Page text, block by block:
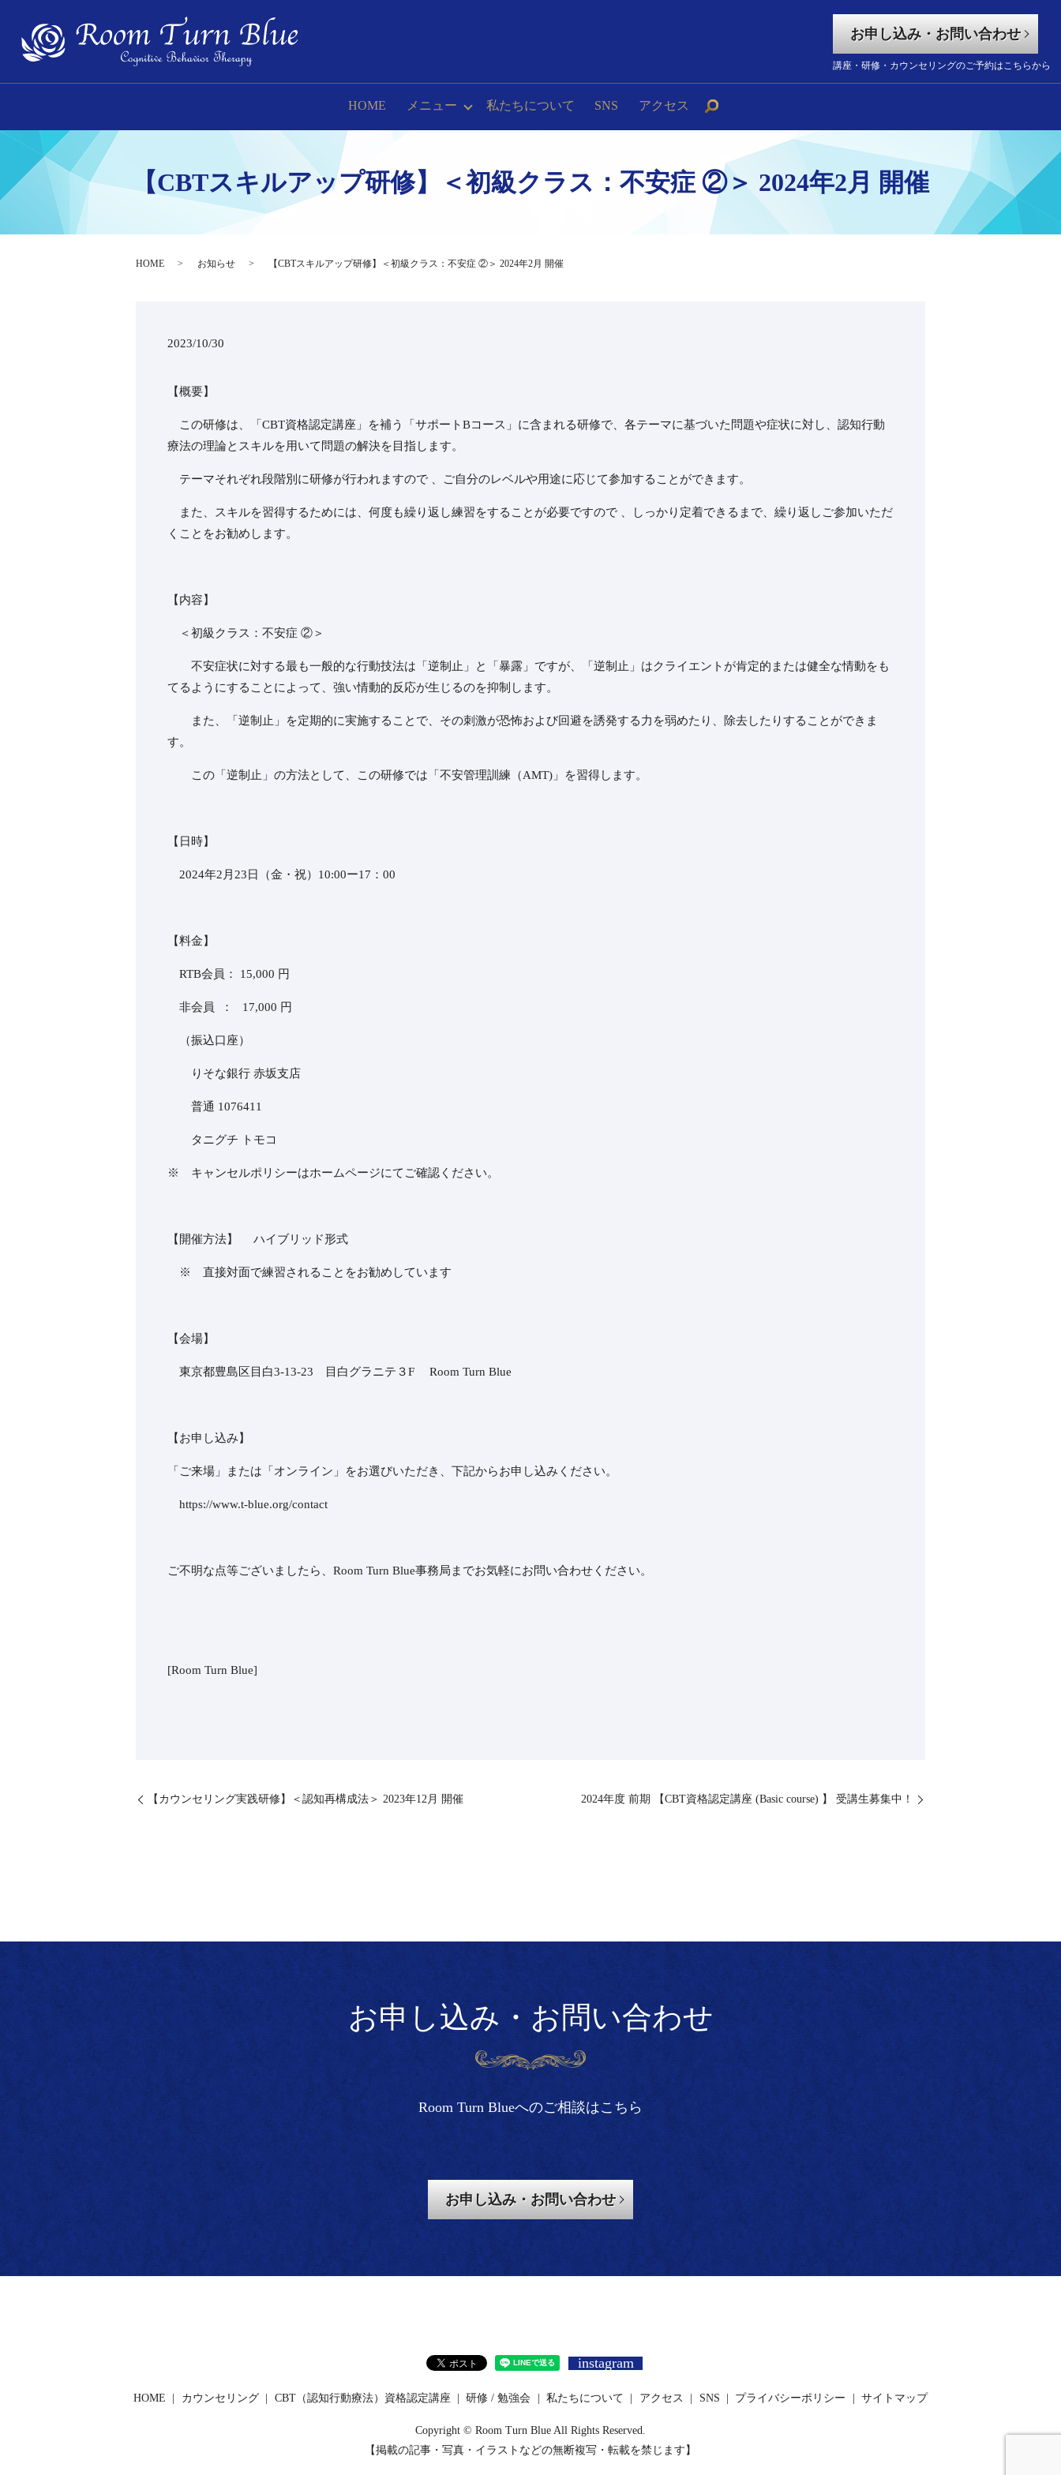
HOME メニュー 私たちについて SNS アクセス
お申し込み・お問い合わせ
講座・研修・カウンセリングのご予約はこちらから
【CBTスキルアップ研修】＜初級クラス：不安症 ②＞ 2024年2月 開催
HOME お知らせ 【CBTスキルアップ研修】＜初級クラス：不安症 ②＞ 2024年2月 開催
2023/10/30
【概要】
この研修は、「CBT資格認定講座」を補う「サポートBコース」に含まれる研修で、各テーマに基づいた問題や症状に対し、認知行動
療法の理論とスキルを用いて問題の解決を目指します。
テーマそれぞれ段階別に研修が行われますので 、ご自分のレベルや用途に応じて参加することができます。
また、スキルを習得するためには、何度も繰り返し練習をすることが必要ですので 、しっかり定着できるまで、繰り返しご参加いただ
くことをお勧めします。
【内容】
＜初級クラス：不安症 ②＞
不安症状に対する最も一般的な行動技法は「逆制止」と「暴露」ですが、「逆制止」はクライエントが肯定的または健全な情動をも
てるようにすることによって、強い情動的反応が生じるのを抑制します。
また、「逆制止」を定期的に実施することで、その刺激が恐怖および回避を誘発する力を弱めたり、除去したりすることができま
す。
この「逆制止」の方法として、この研修では「不安管理訓練（AMT)」を習得します。
【日時】
2024年2月23日（金・祝）10:00ー17：00
【料金】
RTB会員： 15,000 円
非会員 ： 17,000 円
（振込口座）
りそな銀行 赤坂支店
普通 1076411
タニグチ トモコ
※ キャンセルポリシーはホームページにてご確認ください。
【開催方法】 ハイブリッド形式
※ 直接対面で練習されることをお勧めしています
【会場】
東京都豊島区目白3-13-23 目白グラニテ３F Room Turn Blue
【お申し込み】
「ご来場」または「オンライン」をお選びいただき、下記からお申し込みください。
https://www.t-blue.org/contact
ご不明な点等ございましたら、Room Turn Blue事務局までお気軽にお問い合わせください。
[Room Turn Blue]
【カウンセリング実践研修】＜認知再構成法＞ 2023年12月 開催 ⁡2024年度 前期 【CBT資格認定講座 (Basic course) 】 受講生募集中！
お申し込み・お問い合わせ
Room Turn Blueへのご相談はこちら
お申し込み・お問い合わせ
instagram
HOME カウンセリング CBT（認知行動療法）資格認定講座 研修 / 勉強会 私たちについて アクセス SNS プライバシーポリシー サイトマップ
Copyright © Room Turn Blue All Rights Reserved.
【掲載の記事・写真・イラストなどの無断複写・転載を禁じます】